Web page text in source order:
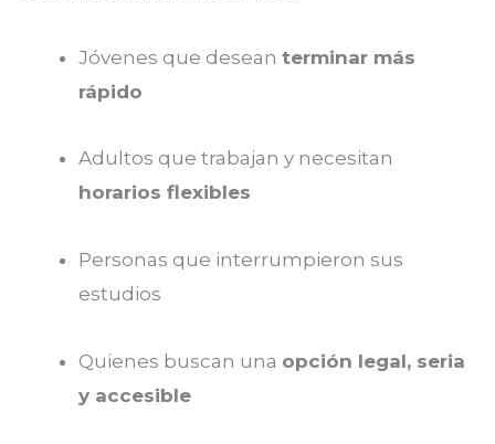
Jóvenes que desean terminar más
rápido
Adultos que trabajan y necesitan
horarios flexibles
Personas que interrumpieron sus
estudios
Quienes buscan una opción legal, seria
y accesible